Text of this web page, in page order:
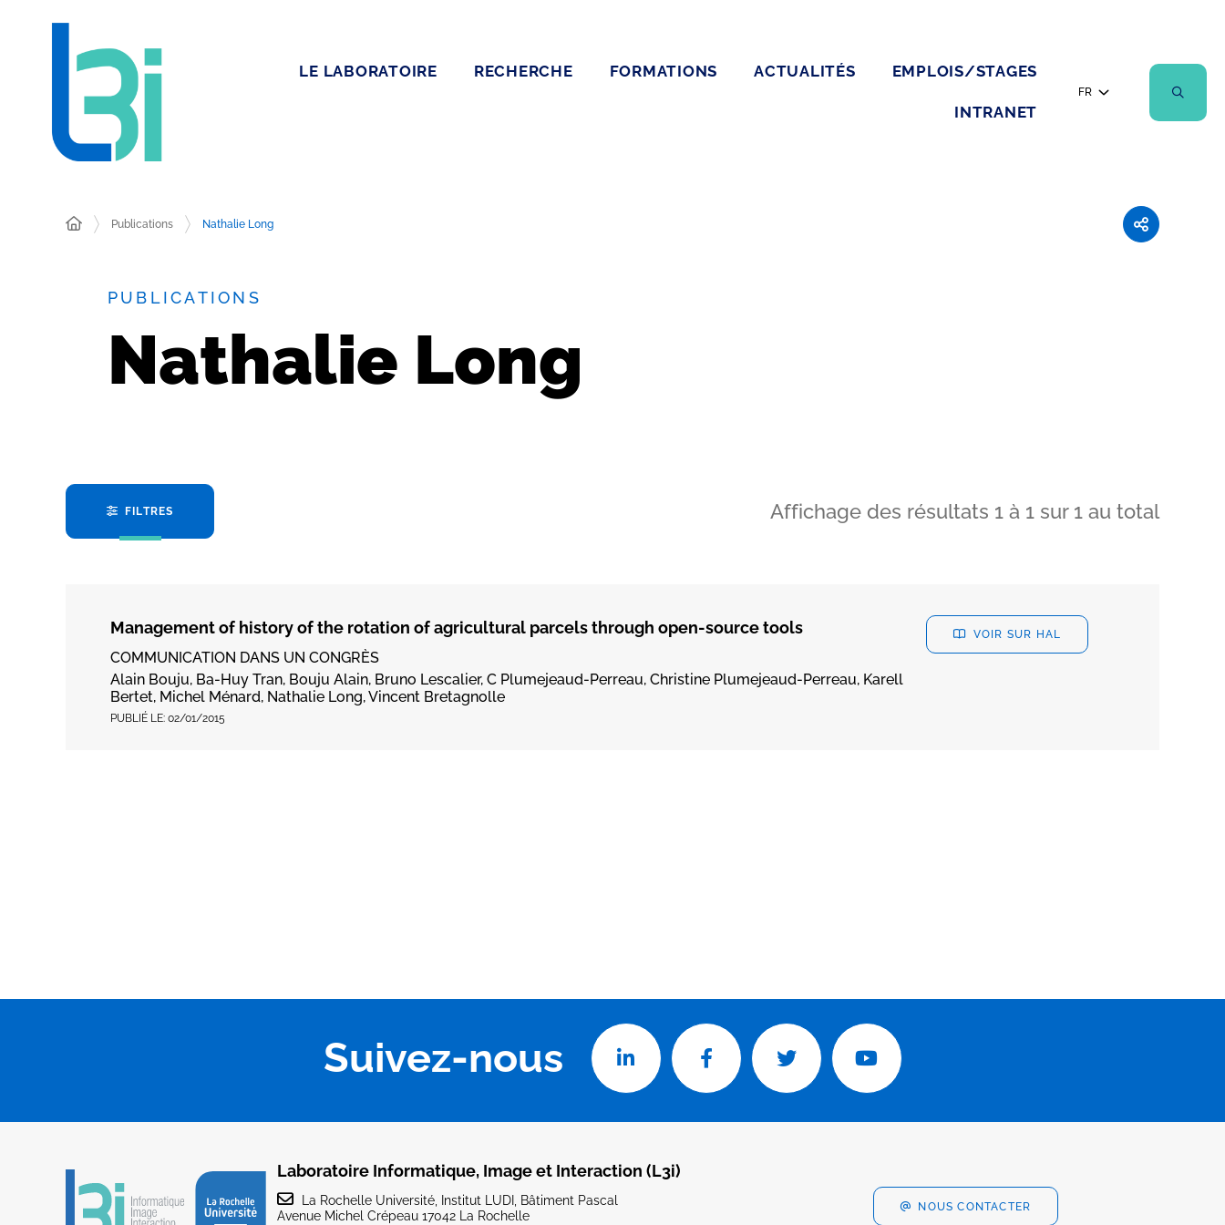
LE LABORATOIRE RECHERCHE FORMATIONS ACTUALITÉS EMPLOIS/STAGES
INTRANET
FR
Publications Nathalie Long
PUBLICATIONS
Nathalie Long
FILTRES Affichage des résultats 1 à 1 sur 1 au total
Management of history of the rotation of agricultural parcels through open-source tools
COMMUNICATION DANS UN CONGRÈS
Alain Bouju, Ba-Huy Tran, Bouju Alain, Bruno Lescalier, C Plumejeaud-Perreau, Christine Plumejeaud-Perreau, Karell
Bertet, Michel Ménard, Nathalie Long, Vincent Bretagnolle
PUBLIÉ LE: 02/01/2015
VOIR SUR HAL
Suivez-nous
Laboratoire Informatique, Image et Interaction (L3i)
La Rochelle Université, Institut LUDI, Bâtiment Pascal
Avenue Michel Crépeau 17042 La Rochelle
NOUS CONTACTER